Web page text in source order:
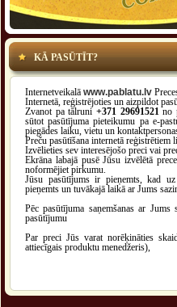
KĀ PASŪTĪT?
Internetveikalā www.pablatu.lv
Internetā, reģistrējoties un aizpildot
Zvanot pa tālruni +371 29691521no
sūtot pasūtījuma pieteikumu pa e-
piegādes laiku, vietu un
Preču pasūtīšana internetā reģistrētiem
Izvēlieties sev interesējošo preci vai
Ekrāna labajā pusē Jūsu izvēlētā
noformējiet pirkumu.
Jūsu pasūtījums ir pieņemts, kad
pieņemts un tuvākajā laikā ar Jums
Pēc pasūtījuma saņemšanas ar
pasūtījumu
Par preci Jūs varat norēķināties
attiecīgais produktu menedžeris),